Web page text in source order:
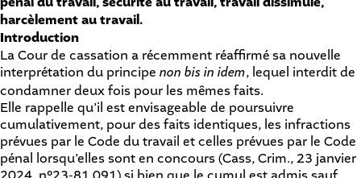
harcèlement au travail.
Introduction
La Cour de cassation a récemment réaffirmé sa nouvelle
interprétation du principe non bis in idem, lequel interdit de
condamner deux fois pour les mêmes faits.
Elle rappelle qu’il est envisageable de poursuivre
cumulativement, pour des faits identiques, les infractions
prévues par le Code du travail et celles prévues par le Code
pénal lorsqu’elles sont en concours (Cass, Crim., 23 janvier